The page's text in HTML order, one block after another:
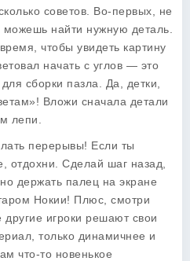
советов. Во-первых, не
найти нужную деталь.
чтобы увидеть картину
начать с углов — это
сборки пазла. Да, детки,
Вложи сначала детали
лепи.
перерывы! Если ты
отдохни. Сделай шаг назад,
держать палец на экране
Нокии! Плюс, смотри
игроки решают свои
только динамичнее и
что-то новенькое